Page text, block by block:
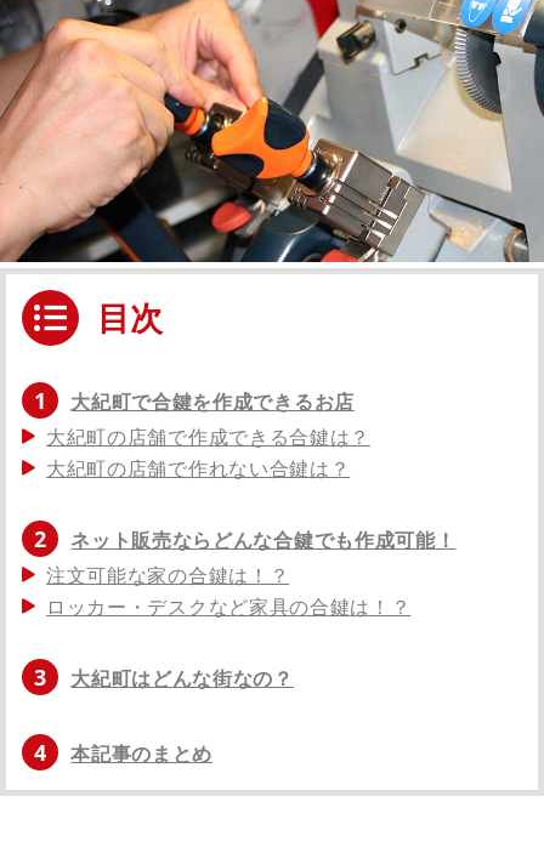
目次
1
大紀町で合鍵を作成できるお店
大紀町の店舗で作成できる合鍵は？
大紀町の店舗で作れない合鍵は？
2
ネット販売ならどんな合鍵でも作成可能！
注文可能な家の合鍵は！？
ロッカー・デスクなど家具の合鍵は！？
3 大紀町はどんな街なの？
4 本記事のまとめ